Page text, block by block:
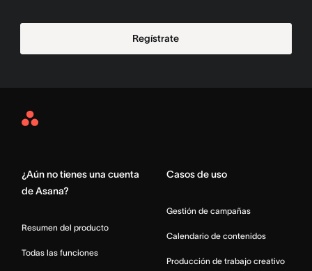
Regístrate
Asana
¿Aún no tienes una cuenta
de Asana?
Resumen del producto
Todas las funciones
Casos de uso
Gestión de campañas
Calendario de contenidos
Producción de trabajo creativo